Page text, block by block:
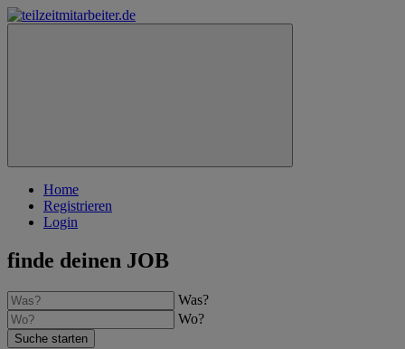
Home
Registrieren
Login
finde deinen JOB
Was?
Wo?
Suche starten